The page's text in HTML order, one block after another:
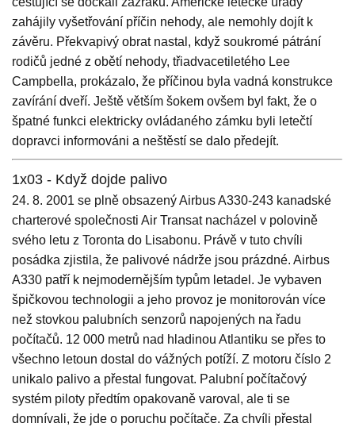
zahájily vyšetřování příčin nehody, ale nemohly dojít k
závěru. Překvapivý obrat nastal, když soukromé pátrání
rodičů jedné z obětí nehody, třiadvacetiletého Lee
Campbella, prokázalo, že příčinou byla vadná konstrukce
zavírání dveří. Ještě větším šokem ovšem byl fakt, že o
špatné funkci elektricky ovládaného zámku byli letečtí
dopravci informováni a neštěstí se dalo předejít.
1x03 - Když dojde palivo
24. 8. 2001 se plně obsazený Airbus A330-243 kanadské
charterové společnosti Air Transat nacházel v polovině
svého letu z Toronta do Lisabonu. Právě v tuto chvíli
posádka zjistila, že palivové nádrže jsou prázdné. Airbus
A330 patří k nejmodernějším typům letadel. Je vybaven
špičkovou technologii a jeho provoz je monitorován více
než stovkou palubních senzorů napojených na řadu
počítačů. 12 000 metrů nad hladinou Atlantiku se přes to
všechno letoun dostal do vážných potíží. Z motoru číslo 2
unikalo palivo a přestal fungovat. Palubní počítačový
systém piloty předtím opakovaně varoval, ale ti se
domnívali, že jde o poruchu počítače. Za chvíli přestal